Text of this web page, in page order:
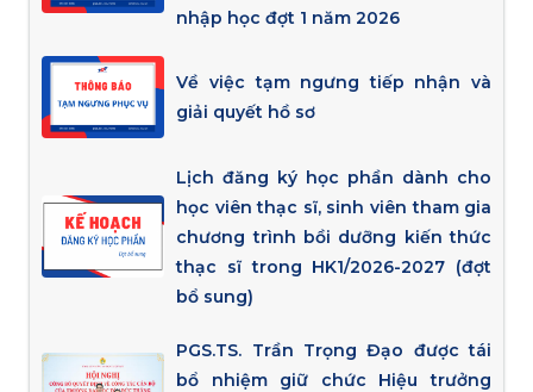
nhập học đợt 1 năm 2026
Về việc tạm ngưng tiếp nhận và
giải quyết hồ sơ
Lịch đăng ký học phần dành cho
học viên thạc sĩ, sinh viên tham gia
chương trình bồi dưỡng kiến thức
thạc sĩ trong HK1/2026-2027 (đợt
bổ sung)
PGS.TS. Trần Trọng Đạo được tái
bổ nhiệm giữ chức Hiệu trưởng